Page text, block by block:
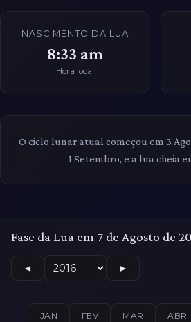
NASCIMENTO DA LUA
8:33 am
Hora local
O ciclo lunar atual começou em 3
1 Setembro, e a lua cheia
Fase da Lua em 7 de Agosto de
◄ ►
JAN FEV MAR ABR